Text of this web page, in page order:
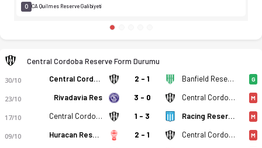
0 CA Quilmes Reserve Galibiyeti
Central Cordoba Reserve Form Durumu
30/10 Central Cordoba Reserve 2 - 1 Banfield Reserve G
23/10 Rivadavia Res 3 - 0 Central Cordoba Reserve M
17/10 Central Cordoba Reserve 1 - 3 Racing Reserve M
09/10 Huracan Reserve 2 - 1 Central Cordoba Reserve M